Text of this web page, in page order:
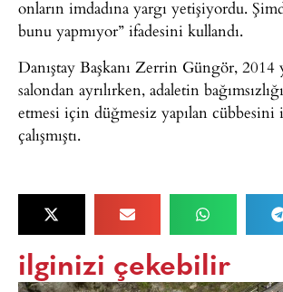
onların imdadına yargı yetişiyordu.
bunu yapmıyor” ifadesini kullandı.
Danıştay Başkanı Zerrin Güngör, 2014
salondan ayrılırken, adaletin
etmesi için düğmesiz yapılan cübbesini
çalışmıştı.
ilginizi çekebilir